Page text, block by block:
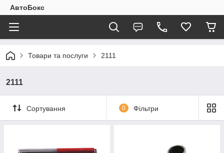
АвтоБокс
Товари та послуги 2111
2111
Сортування 0 Фільтри